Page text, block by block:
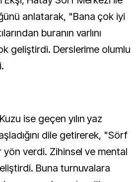
anlatarak, "Bana çok iyi
buranın varlını
geliştirdi. Derslerime olumlu
ise geçen yılın yaz
dile getirerek, "Sörf
yön verdi. Zihinsel ve mental
Buna turnuvalara